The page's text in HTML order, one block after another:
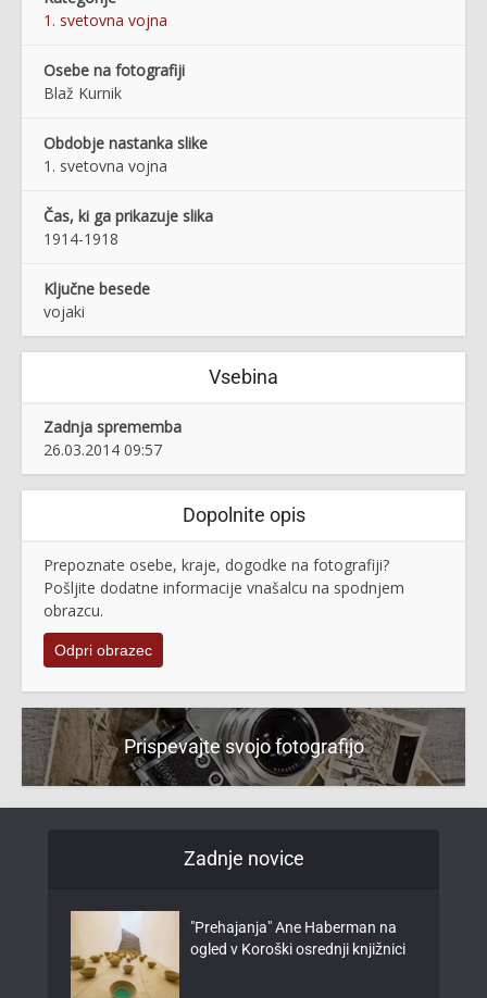
1. svetovna vojna
Osebe na fotografiji
Blaž Kurnik
Obdobje nastanka slike
1. svetovna vojna
Čas, ki ga prikazuje slika
1914-1918
Ključne besede
vojaki
Vsebina
Zadnja sprememba
26.03.2014 09:57
Dopolnite opis
Prepoznate osebe, kraje, dogodke na fotografiji?
Pošljite dodatne informacije vnašalcu na spodnjem
obrazcu.
Odpri obrazec
Prispevajte svojo fotografijo
Zadnje novice
"Prehajanja" Ane Haberman na
ogled v Koroški osrednji knjižnici